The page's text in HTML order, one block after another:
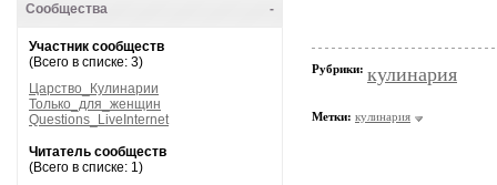
-
Сообщества
Участник сообществ
(Всего в списке: 3)
Царство_Кулинарии
Только_для_женщин
Questions_LiveInternet
Читатель сообществ
(Всего в списке: 1)
Рубрики: кулинария
Метки: кулинария